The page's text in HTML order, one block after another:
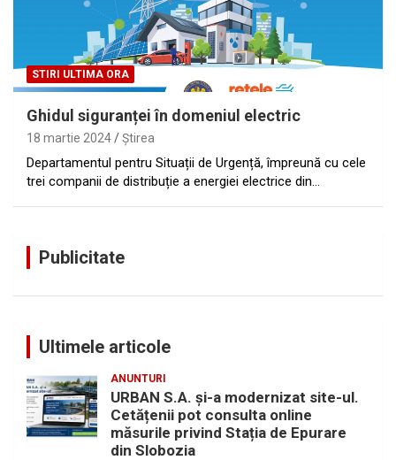
STIRI ULTIMA ORA
Ghidul siguranței în domeniul electric
18 martie 2024 Ştirea
Departamentul pentru Situații de Urgență, împreună cu cele
trei companii de distribuție a energiei electrice din…
Publicitate
Ultimele articole
ANUNTURI
URBAN S.A. și-a modernizat site-ul.
Cetățenii pot consulta online
măsurile privind Stația de Epurare
din Slobozia